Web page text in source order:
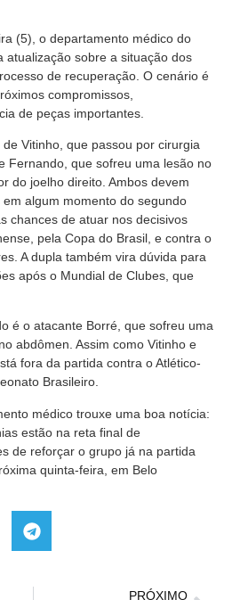
(5), o departamento médico do
atualização sobre a situação dos
de recuperação. O cenário é
compromissos,
de peças importantes.
Vitinho, que passou por cirurgia
Fernando, que sofreu uma lesão no
do joelho direito. Ambos devem
algum momento do segundo
chances de atuar nos decisivos
pela Copa do Brasil, e contra o
A dupla também vira dúvida para
após o Mundial de Clubes, que
é o atacante Borré, que sofreu uma
abdômen. Assim como Vitinho e
fora da partida contra o Atlético-
Brasileiro.
médico trouxe uma boa notícia:
estão na reta final de
de reforçar o grupo já na partida
quinta-feira, em Belo
PRÓXIMO